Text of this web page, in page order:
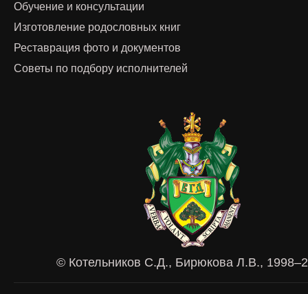
Обучение и консультации
Изготовление родословных книг
Реставрация фото и документов
Советы по подбору исполнителей
© Котельников С.Д., Бирюкова Л.В.,